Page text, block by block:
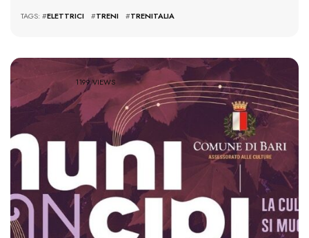
TAGS: #ELETTRICI #TRENI #TRENITALIA
1199 VIEWS